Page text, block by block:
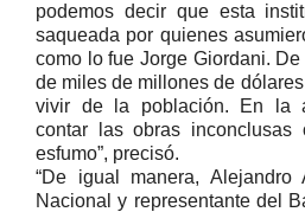
podemos decir que esta
saqueada por quienes
como lo fue Jorge Giordani.
de miles de millones de
vivir de la población. En la
contar las obras
esfumo”, precisó.
“De igual manera, Alejandro
Nacional y representante del